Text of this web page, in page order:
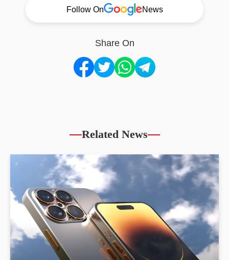
Follow On News
Share On
Related News